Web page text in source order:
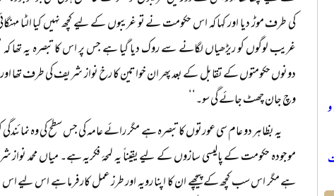
کی طرف موڑ دیا اور کہا کہ اس حکومت نے تو غریبوں کے لیے کچھ نہیں کیا الٹا
غریب لوگوں کو ریڑھیاں لگانے سے روک دیا گیا ہے جس پر اس کا تبصرہ یہ تھا کہ
دونوں حکومتوں کے تقابل کے بعد پھر ان خواتین کا رخ نواز شریف کی طرف تھا اور
وچ جان چھٹ جائے گی سو۔‘‘
یہ بظاہر دو عام سی عورتوں کا تبصرہ ہے مگر رائے عامہ کی جس سطح کی وہ
موجودہ حکومت کے پالیسی سازوں کے لیے یقیناً یہ لمحۂ فکریہ ہے۔ میاں محمد نواز
ہے مگر اس سب کچھ کے پیچھے ان کا اپنا رویہ اور طرز عمل کارفرما ہے اس لیے اس پر